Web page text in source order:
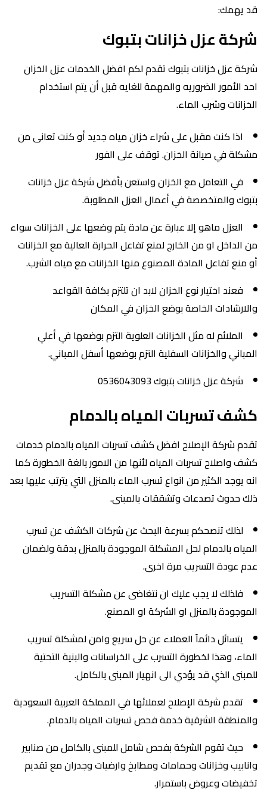
قد يهمك:
شركة عزل خزانات بتبوك
شركة عزل خزانات بتبوك تقدم لكم افضل الخدمات عزل الخزان
احد الأمور الضروريه والمهمة للغايه قبل أن يتم استخدام
الخزانات وشرب الماء.
اذا كنت مقبل على شراء خزان مياه جديد أو كنت تعانى من
مشكلة في صيانة الخزان. توقف على الفور
في التعامل مع الخزان واستعن بأفضل شركة عزل خزانات
بتبوك والمتخصصة في أعمال العزل المطلوبة.
العزل ماهو إلا عبارة عن مادة يتم وضعها على الخزانات سواء
من الداخل او من الخارج لمنع تفاعل الحرارة العالية مع الخزانات
أو منع تفاعل المادة المصنوع منها الخزانات مع مياه الشرب.
فعند اختيار نوع الخزان لابد ان تلتزم بكافة القواعد
والارشادات الخاصة بوضع الخزان في المكان
الملائم له مثل الخزانات العلوية التزم بوضعها في أعلي
المباني والخزانات السفلية التزم بوضعها أسفل المباني.
شركة عزل خزانات بتبوك 0536043093
كشف تسربات المياه بالدمام
تقدم شركة الإصلاح افضل كشف تسربات المياه بالدمام خدمات
كشف واصلاح تسربات المياه لأنها من الامور بالغة الخطورة كما
انه يوجد الكثير من انواع تسرب الماء بالمنزل التي يترتب عليها بعد
ذلك حدوث تصدعات وتشققات بالمبنى.
لذلك تنصحكم بسرعة البحث عن شركات الكشف عن تسرب
المياه بالدمام لحل المشكلة الموجودة بالمنزل بدقة ولضمان
عدم عودة التسريب مرة اخرى.
فلذلك لا يجب عليك ان نتغاضى عن مشكلة التسريب
الموجودة بالمنزل او الشركة او المصنع.
يتسائل دائماً العملاء عن حل سريع وامن لمشكلة تسريب
الماء، وهذا لخطورة التسرب على الخراسانات والبنية التحتية
للمبنى الذي قد يؤدي الى انهيار المبنى بالكامل.
تقدم شركة الإصلاح لعملائها في المملكة العربية السعودية
والمنطقة الشرقية خدمة فحص تسربات المياه بالدمام.
حيث تقوم الشركة بفحص شامل للمبنى بالكامل من صنابير
وانابيب وخزانات وحمامات ومطابخ وارضيات وجدران مع تقديم
تخفيضات وعروض باستمرار.